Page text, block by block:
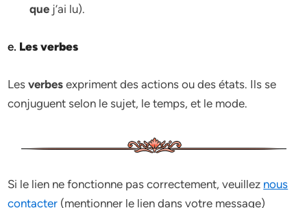
que j’ai lu).
e. Les verbes
Lesverbes expriment des actions ou des états. Ils se
conjuguent selon le sujet, le temps, et le mode.
Si le lien ne fonctionne pas correctement, veuillez nous
contacter (mentionner le lien dans votre message)